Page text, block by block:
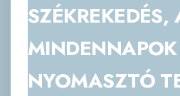
SZÉKREKEDÉS,
MINDENNAPOK
NYOMASZTÓ